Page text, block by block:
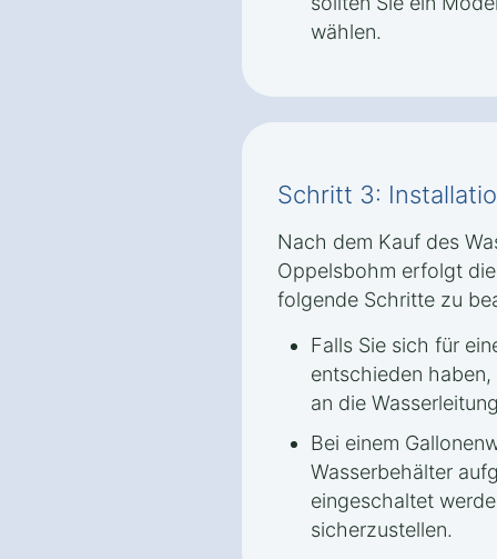
wählen.
Schritt 3:
Nach dem Kauf des
Oppelsbohm erfolgt
folgende Schritte zu
Falls Sie sich für
entschieden
an die
Bei einem
Wasserbehälter
eingeschaltet
sicherzustellen.